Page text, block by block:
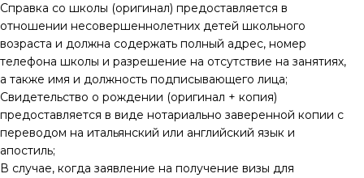
Справка со школы (оригинал) предоставляется в
отношении несовершеннолетних детей школьного
возраста и должна содержать полный адрес, номер
телефона школы и разрешение на отсутствие на занятиях,
а также имя и должность подписывающего лица;
Свидетельство о рождении (оригинал + копия)
предоставляется в виде нотариально заверенной копии с
переводом на итальянский или английский язык и
апостиль;
В случае, когда заявление на получение визы для